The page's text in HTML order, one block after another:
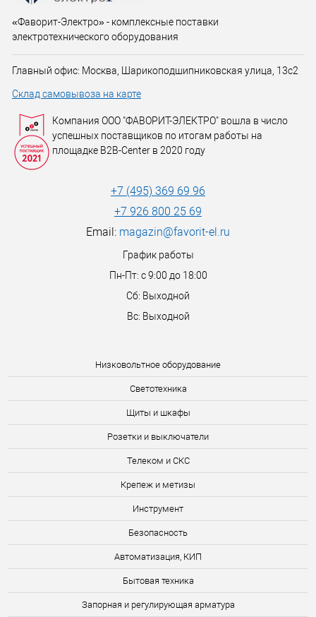
Низковольтное оборудование
Светотехника
Щиты и шкафы
Розетки и выключатели
Телеком и СКС
Крепеж и метизы
Инструмент
Безопасность
Автоматизация, КИП
Бытовая техника
Запорная и регулирующая арматура
«Фаворит-Электро» - комплексные поставки
электротехнического оборудования
Главный офис: Москва, Шарикоподшипниковская улица, 13с2
Склад самовывоза на карте
Компания ООО "ФАВОРИТ-ЭЛЕКТРО" вошла в число
успешных поставщиков по итогам работы на
площадке B2B-Center в 2020 году
+7 (495) 369 69 96
+7 926 800 25 69
Email: magazin@favorit-el.ru
График работы
Пн-Пт: с 9:00 до 18:00
Сб: Выходной
Вс: Выходной